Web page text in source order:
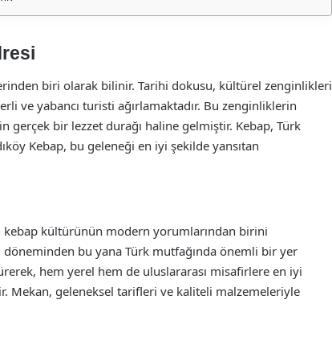
biri olarak bilinir. Tarihi dokusu, kültürel zenginlikleri
ve yabancı turisti ağırlamaktadır. Bu zenginliklerin
gerçek bir lezzet durağı haline gelmiştir. Kebap, Türk
Kebap, bu geleneği en iyi şekilde yansıtan
kebap kültürünün modern yorumlarından birini
bu yana Türk mutfağında önemli bir yer
hem yerel hem de uluslararası misafirlere en iyi
Mekan, geleneksel tarifleri ve kaliteli malzemeleriyle